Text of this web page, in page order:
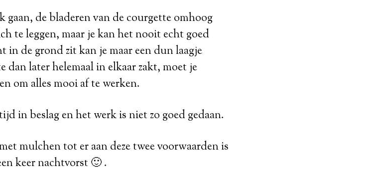
gaan, de bladeren van de courgette omhoog
te leggen, maar je kan het nooit echt goed
in de grond zit kan je maar een dun laagje
dan later helemaal in elkaar zakt, moet je
om alles mooi af te werken.
in beslag en het werk is niet zo goed gedaan.
mulchen tot er aan deze twee voorwaarden is
keer nachtvorst 🙂 .